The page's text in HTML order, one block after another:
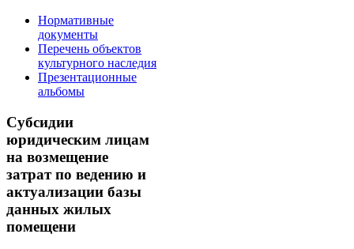
Нормативные
документы
Перечень объектов
культурного наследия
Презентационные
альбомы
Субсидии
юридическим лицам
на возмещение
затрат по ведению и
актуализации базы
данных жилых
помещени